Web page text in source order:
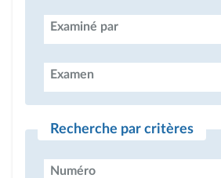
Examiné par
Examen
Recherche par critères
Numéro